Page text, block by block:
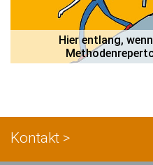
Kontakt >